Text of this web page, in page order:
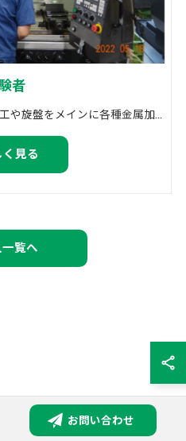
者
マシニング加工・フライス加工や旋盤をメインに各種金属加工を行っております。 精密機械加工・溶接加工・組付け作業等。
見る
覧へ
お問い合わせ